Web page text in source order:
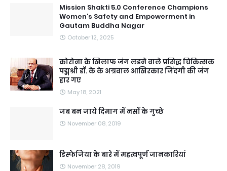
Mission Shakti 5.0 Conference Champions
Women’s Safety and Empowerment in
Gautam Buddha Nagar
October 12, 2025
कोरोना के खिलाफ जंग लडने वाले प्रसिद्ध चिकित्सक
पद्मश्री डॉ. के के अग्रवाल आखिरकार जिंदगी की जंग
हार गए
May 18, 2021
जब बन जाये दिमाग में नसों के गुच्छे
November 08, 2019
डिस्फेजिया के बारे में महत्वपूर्ण जानकारियां
November 28, 2019